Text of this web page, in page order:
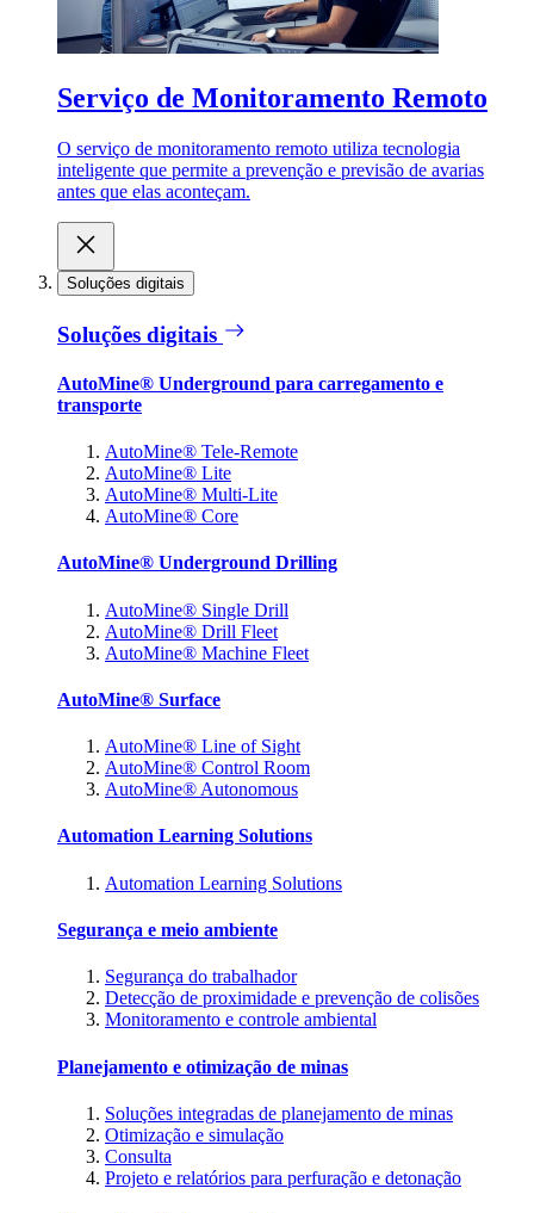
Serviço de Monitoramento Remoto
O serviço de monitoramento remoto utiliza tecnologia
inteligente que permite a prevenção e previsão de avarias
antes que elas aconteçam.
Soluções digitais
Soluções digitais
AutoMine® Underground para carregamento e
transporte
AutoMine® Tele-Remote
AutoMine® Lite
AutoMine® Multi-Lite
AutoMine® Core
AutoMine® Underground Drilling
AutoMine® Single Drill
AutoMine® Drill Fleet
AutoMine® Machine Fleet
AutoMine® Surface
AutoMine® Line of Sight
AutoMine® Control Room
AutoMine® Autonomous
Automation Learning Solutions
Automation Learning Solutions
Segurança e meio ambiente
Segurança do trabalhador
Detecção de proximidade e prevenção de colisões
Monitoramento e controle ambiental
Planejamento e otimização de minas
Soluções integradas de planejamento de minas
Otimização e simulação
Consulta
Projeto e relatórios para perfuração e detonação